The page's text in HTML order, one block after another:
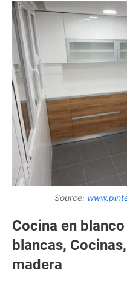
Source:
Cocina en
blancas,
madera